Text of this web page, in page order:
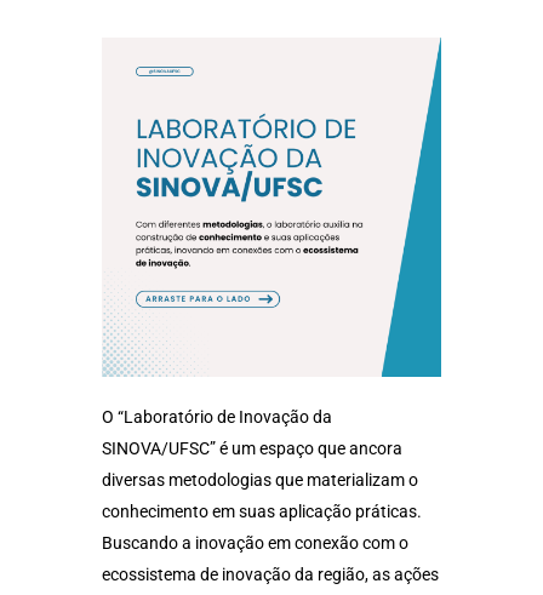
O “Laboratório de Inovação da
SINOVA/UFSC” é um espaço que ancora
diversas metodologias que materializam o
conhecimento em suas aplicação práticas.
Buscando a inovação em conexão com o
ecossistema de inovação da região, as ações